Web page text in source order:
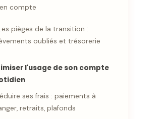
compte
pièges de la transition :
oubliés et trésorerie
l'usage de son compte
ses frais : paiements à
retraits, plafonds